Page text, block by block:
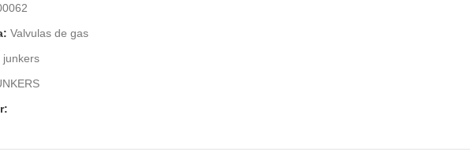
Valvulas de gas
junkers